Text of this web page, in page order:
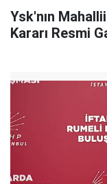
Ysk'nın
Kararı Resmi